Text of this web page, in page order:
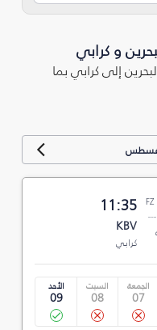
و كرابي
إلى كرابي بما
11:35
KBV
كرابي
الجمعة
07
السبت
08
الأحد
09